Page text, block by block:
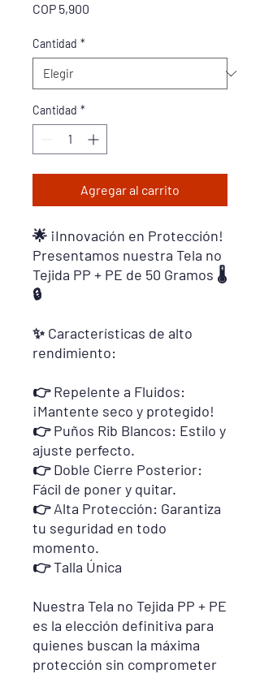
COP 5,900
Cantidad *
Cantidad *
Agregar al carrito
🌟 ¡Innovación en Protección!
Presentamos nuestra Tela no
Tejida PP + PE de 50 Gramos 🌡️
🔒
✨ Características de alto
rendimiento:
👉 Repelente a Fluidos:
¡Mantente seco y protegido!
👉 Puños Rib Blancos: Estilo y
ajuste perfecto.
👉 Doble Cierre Posterior:
Fácil de poner y quitar.
👉 Alta Protección: Garantiza
tu seguridad en todo
momento.
👉 Talla Única
Nuestra Tela no Tejida PP + PE
es la elección definitiva para
quienes buscan la máxima
protección sin comprometer